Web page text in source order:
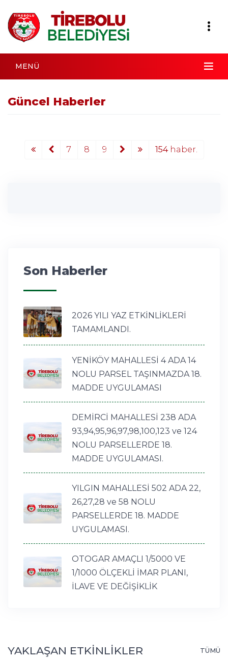
MENÜ
Güncel Haberler
7 8 9 154haber.
Son Haberler
2026 YILI YAZ ETKİNLİKLERİ
TAMAMLANDI.
YENİKÖY MAHALLESİ 4 ADA 14
NOLU PARSEL TAŞINMAZDA 18.
MADDE UYGULAMASI
DEMİRCİ MAHALLESİ 238 ADA
93,94,95,96,97,98,100,123 ve 124
NOLU PARSELLERDE 18.
MADDE UYGULAMASI.
YILGIN MAHALLESİ 502 ADA 22,
26,27,28 ve 58 NOLU
PARSELLERDE 18. MADDE
UYGULAMASI.
OTOGAR AMAÇLI 1/5000 VE
1/1000 ÖLÇEKLİ İMAR PLANI,
İLAVE VE DEĞİŞİKLİK
YAKLAŞAN ETKİNLİKLER TÜMÜ